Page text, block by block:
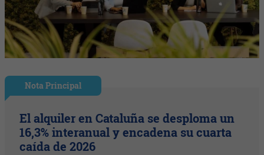
Nota Principal
El alquiler en Cataluña se desploma un
16,3% interanual y encadena su cuarta
caída de 2026